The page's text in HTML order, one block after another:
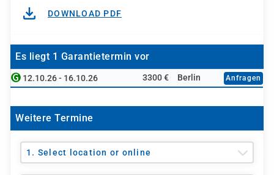
DOWNLOAD PDF
Es liegt 1 Garantietermin vor
12.10.26 - 16.10.26 3300 € Berlin Anfragen
Weitere Termine
1. Select location or online